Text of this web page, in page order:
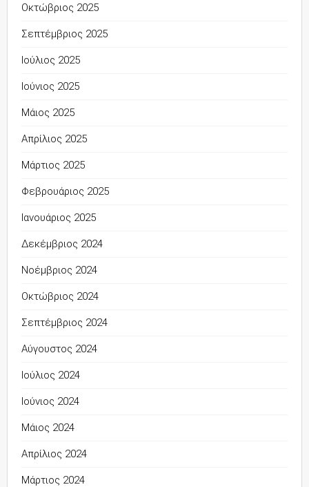
Οκτώβριος 2025
Σεπτέμβριος 2025
Ιούλιος 2025
Ιούνιος 2025
Μάιος 2025
Απρίλιος 2025
Μάρτιος 2025
Φεβρουάριος 2025
Ιανουάριος 2025
Δεκέμβριος 2024
Νοέμβριος 2024
Οκτώβριος 2024
Σεπτέμβριος 2024
Αύγουστος 2024
Ιούλιος 2024
Ιούνιος 2024
Μάιος 2024
Απρίλιος 2024
Μάρτιος 2024